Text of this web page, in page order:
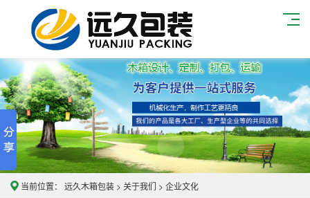
当前位置： 远久木箱包装 > 关于我们 > 企业文化